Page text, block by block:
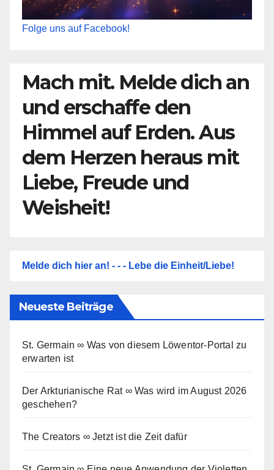
Folge uns auf Facebook!
Mach mit. Melde dich an
und erschaffe den
Himmel auf Erden. Aus
dem Herzen heraus mit
Liebe, Freude und
Weisheit!
Melde dich hier an! - - - Lebe die Einheit/Liebe!
Neueste Beiträge
St. Germain ∞ Was von diesem Löwentor-Portal zu
erwarten ist
Der Arkturianische Rat ∞ Was wird im August 2026
geschehen?
The Creators ∞ Jetzt ist die Zeit dafür